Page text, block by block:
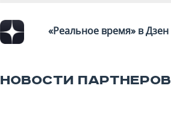
«Реальное время» в Дзен
НОВОСТИ ПАРТНЕРОВ